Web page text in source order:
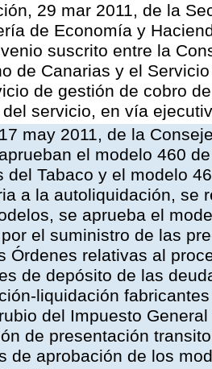
29 mar 2011, de la
de Economía y
suscrito entre la
de Canarias y el
de gestión de cobro
servicio, en vía
may 2011, de la
el modelo 460
del Tabaco y el modelo
a la autoliquidación, se
se aprueba el
el suministro de las
Órdenes relativas al
de depósito de las
liquidación
del Impuesto
de presentación
de aprobación de los